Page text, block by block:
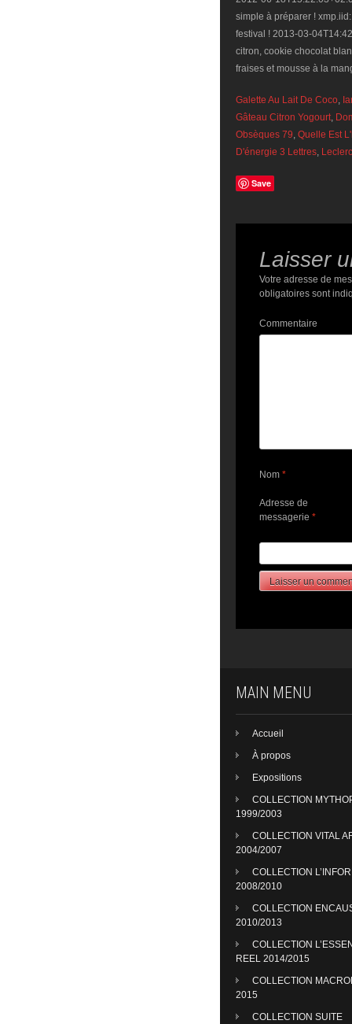
Galette Au Lait De Coco,
Gâteau Citron Yogourt,
Obsèques 79, Quelle Est
D'énergie 3 Lettres,
Save
Laisser
Votre adresse de
obligatoires sont
Commentaire
Nom *
Adresse de
messagerie *
MAIN MENU
Accueil
À propos
Expositions
COLLECTION
1999/2003
COLLECTION VITAL
2004/2007
COLLECTION
2008/2010
COLLECTION
2010/2013
COLLECTION
REEL 2014/2015
COLLECTION
2015
COLLECTION SUITE